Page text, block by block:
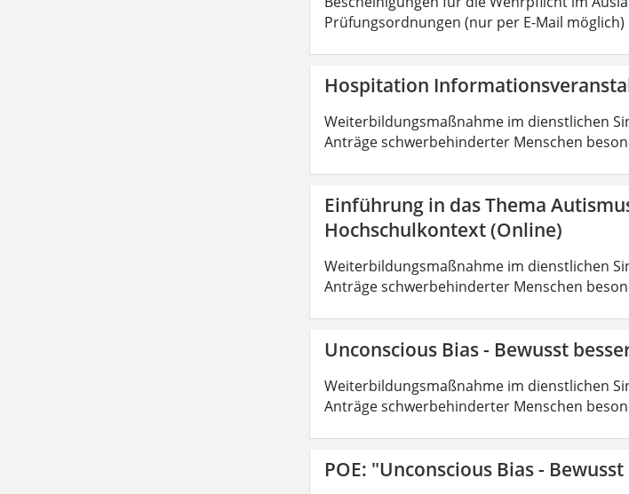
Prüfungsordnungen (nur per E-Mail
Hospitation
Weiterbildungsmaßnahme im dienstlichen
Anträge schwerbehinderter Menschen
Einführung in das Thema
Hochschulkontext (Online)
Weiterbildungsmaßnahme im dienstlichen
Anträge schwerbehinderter Menschen
Unconscious Bias - Bewusst
Weiterbildungsmaßnahme im dienstlichen
Anträge schwerbehinderter Menschen
POE: "Unconscious Bias -